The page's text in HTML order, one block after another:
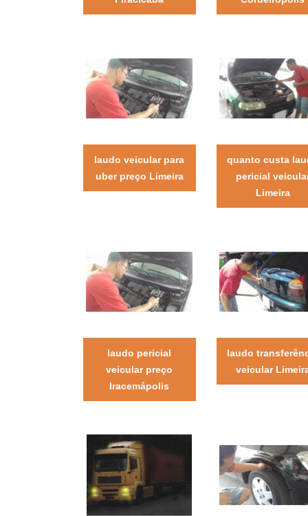
laudo veicular para
uber preço Limeira
quanto custa
pericial
Limeira
laudo pericial
veicular preço
Iracemápolis
laudo
veicular